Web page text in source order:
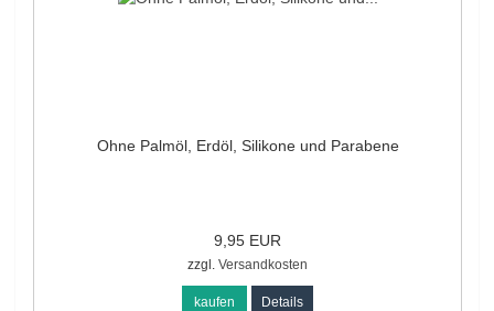
Ohne Palmöl, Erdöl, Silikone und Parabene
9,95 EUR
zzgl. Versandkosten
kaufen Details